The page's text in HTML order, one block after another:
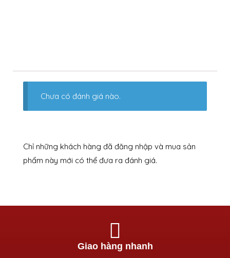
Chưa có đánh giá nào.
Chỉ những khách hàng đã đăng nhập và mua sản
phẩm này mới có thể đưa ra đánh giá.
Giao hàng nhanh